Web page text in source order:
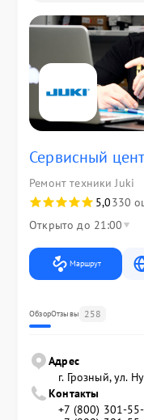
Сервисный
Ремонт техники Juki
5,0330
Открыто до 21:00
Маршрут
ОбзорОтзывы 258
Адрес
г. Грозный, ул.
Контакты
+7 (800) 301-